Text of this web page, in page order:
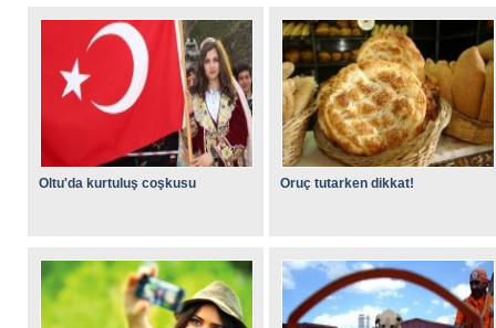
Oltu'da kurtuluş coşkusu Oruç tutarken dikkat!